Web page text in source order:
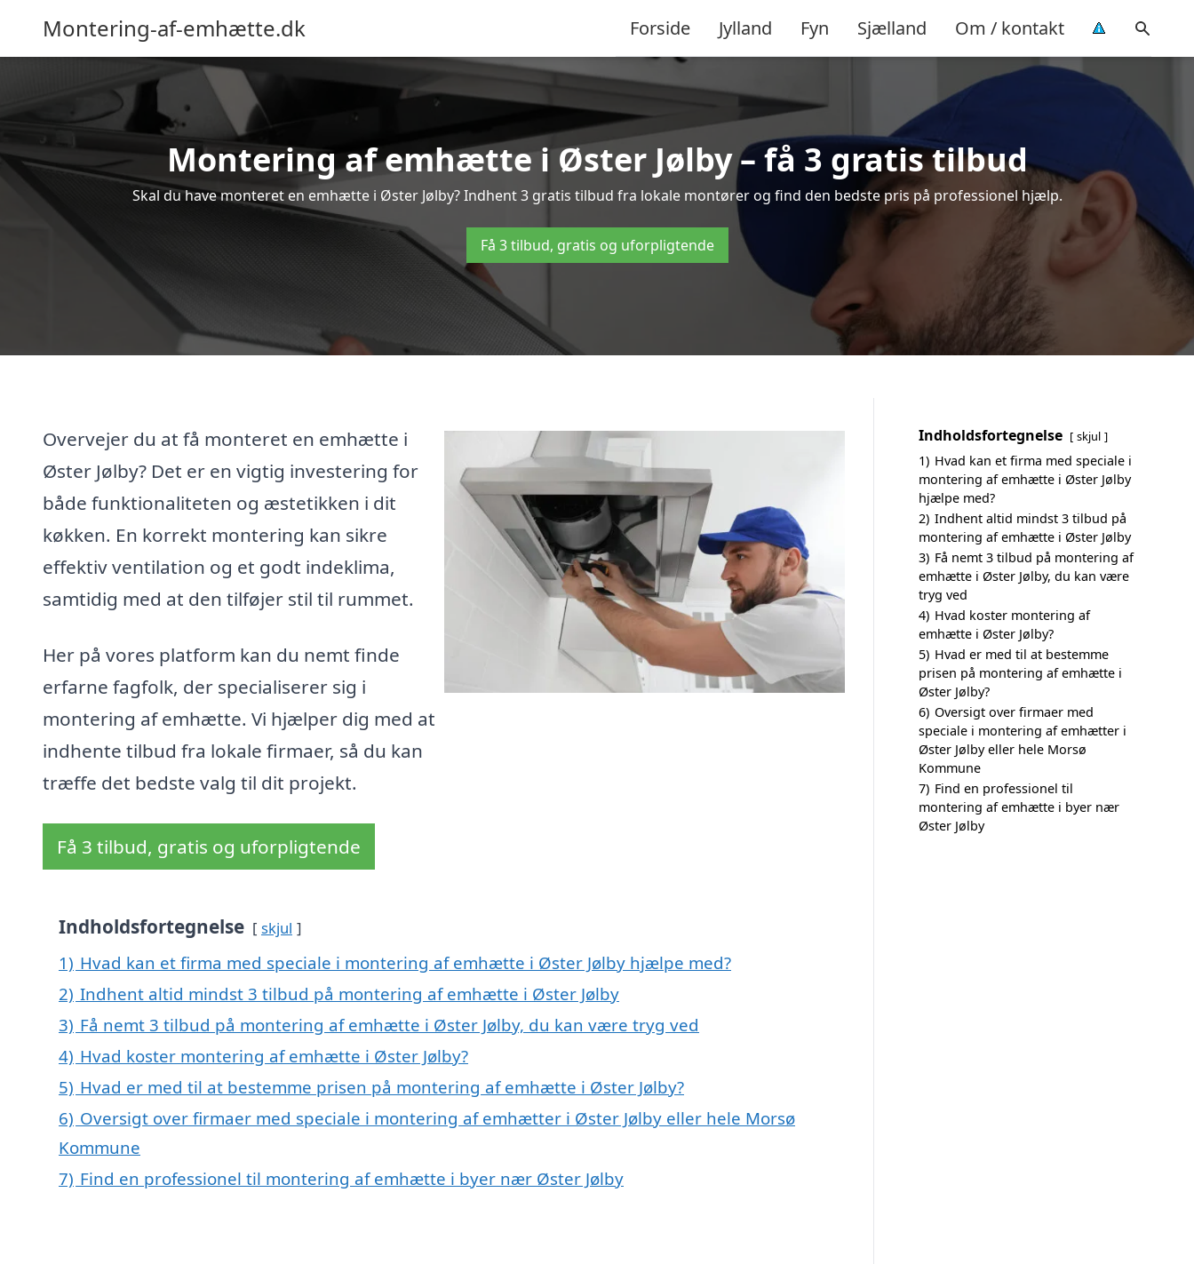
Montering-af-emhætte.dk Forside Jylland Fyn Sjælland Om / kontakt
Montering af emhætte i Øster Jølby – få 3 gratis tilbud
Skal du have monteret en emhætte i Øster Jølby? Indhent 3 gratis tilbud fra lokale montører og find den bedste pris på professionel hjælp.
Få 3 tilbud, gratis og uforpligtende
Overvejer du at få monteret en emhætte i
Øster Jølby? Det er en vigtig investering for
både funktionaliteten og æstetikken i dit
køkken. En korrekt montering kan sikre
effektiv ventilation og et godt indeklima,
samtidig med at den tilføjer stil til rummet.
Her på vores platform kan du nemt finde
erfarne fagfolk, der specialiserer sig i
montering af emhætte. Vi hjælper dig med at
indhente tilbud fra lokale firmaer, så du kan
træffe det bedste valg til dit projekt.
Få 3 tilbud, gratis og uforpligtende
Indholdsfortegnelse skjul
1) Hvad kan et firma med speciale i montering af emhætte i Øster Jølby hjælpe med?
2) Indhent altid mindst 3 tilbud på montering af emhætte i Øster Jølby
3) Få nemt 3 tilbud på montering af emhætte i Øster Jølby, du kan være tryg ved
4) Hvad koster montering af emhætte i Øster Jølby?
5) Hvad er med til at bestemme prisen på montering af emhætte i Øster Jølby?
6) Oversigt over firmaer med speciale i montering af emhætter i Øster Jølby eller hele Morsø
Kommune
7) Find en professionel til montering af emhætte i byer nær Øster Jølby
Indholdsfortegnelse skjul
1) Hvad kan et firma med speciale i
montering af emhætte i Øster Jølby
hjælpe med?
2) Indhent altid mindst 3 tilbud på
montering af emhætte i Øster Jølby
3) Få nemt 3 tilbud på montering af
emhætte i Øster Jølby, du kan være
tryg ved
4) Hvad koster montering af
emhætte i Øster Jølby?
5) Hvad er med til at bestemme
prisen på montering af emhætte i
Øster Jølby?
6) Oversigt over firmaer med
speciale i montering af emhætter i
Øster Jølby eller hele Morsø
Kommune
7) Find en professionel til
montering af emhætte i byer nær
Øster Jølby